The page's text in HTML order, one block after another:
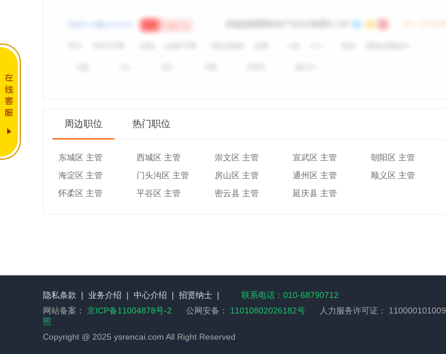
周边职位 热门职位
东城区 主管 西城区 主管 崇文区 主管 宣武区 主管 朝阳区 主管
海淀区 主管
门头沟区 主管 房山区 主管 通州区 主管 顺义区 主管
怀柔区 主管
平谷区 主管 密云县 主管 延庆县 主管
隐私条款 | 业务介绍 | 中心介绍 | 招贤纳士 |
联系电话：010-68790712
网站备案： 京ICP备11004878号-2 公网安备： 11010802026182号 人力服务许可证： 110000101009
照
Copyright @ 2025 ysrencai.com All Right Reserved